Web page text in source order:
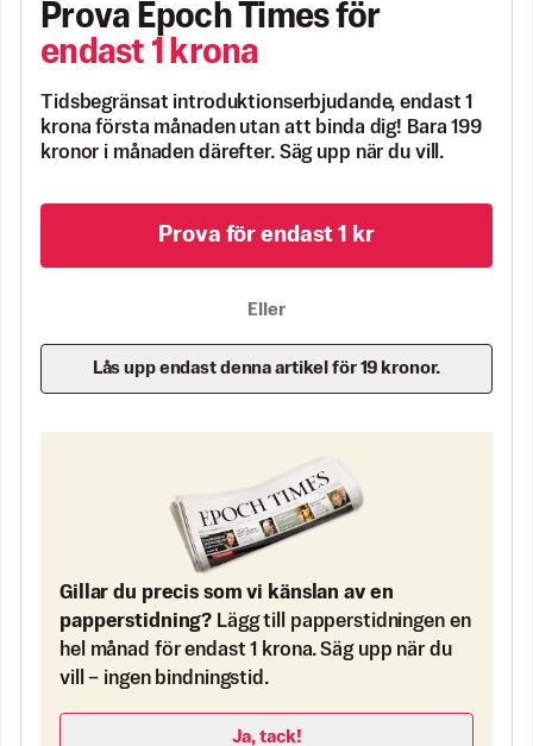
Prova Epoch Times för
endast 1 krona
Tidsbegränsat introduktionserbjudande, endast 1
krona första månaden utan att binda dig! Bara 199
kronor i månaden därefter. Säg upp när du vill.
Prova för endast 1 kr
Eller
Lås upp endast denna artikel för 19 kronor.
Gillar du precis som vi känslan av en
papperstidning? Lägg till papperstidningen en
hel månad för endast 1 krona. Säg upp när du
vill – ingen bindningstid.
Ja, tack!